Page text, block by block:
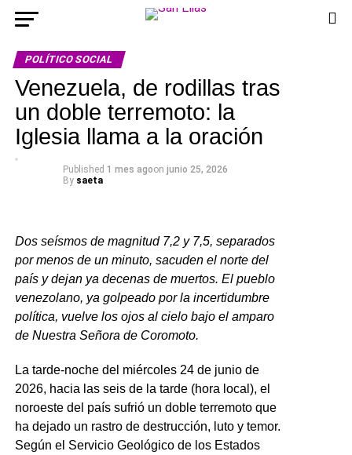
POLÍTICO SOCIAL
Venezuela, de rodillas tras
un doble terremoto: la
Iglesia llama a la oración
Published 1 mes agoon junio 25, 2026
By saeta
Dos seísmos de magnitud 7,2 y 7,5, separados
por menos de un minuto, sacuden el norte del
país y dejan ya decenas de muertos. El pueblo
venezolano, ya golpeado por la incertidumbre
política, vuelve los ojos al cielo bajo el amparo
de Nuestra Señora de Coromoto.
La tarde-noche del miércoles 24 de junio de
2026, hacia las seis de la tarde (hora local), el
noroeste del país sufrió un doble terremoto que
ha dejado un rastro de destrucción, luto y temor.
Según el Servicio Geológico de los Estados